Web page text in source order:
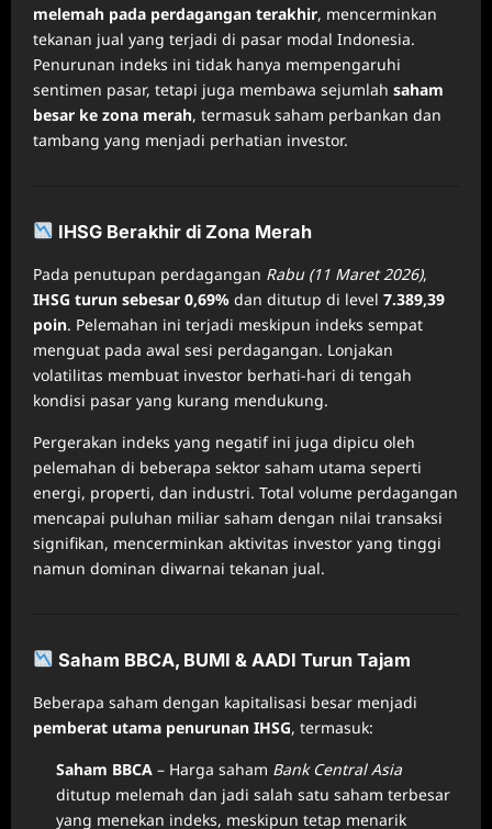
melemah pada perdagangan terakhir, mencerminkan
tekanan jual yang terjadi di pasar modal Indonesia.
Penurunan indeks ini tidak hanya mempengaruhi
sentimen pasar, tetapi juga membawa sejumlah saham
besar ke zona merah, termasuk saham perbankan dan
tambang yang menjadi perhatian investor.
IHSG Berakhir di Zona Merah
Pada penutupan perdagangan Rabu (11 Maret 2026),
IHSG turun sebesar 0,69% dan ditutup di level 7.389,39
poin. Pelemahan ini terjadi meskipun indeks sempat
menguat pada awal sesi perdagangan. Lonjakan
volatilitas membuat investor berhati‑hari di tengah
kondisi pasar yang kurang mendukung.
Pergerakan indeks yang negatif ini juga dipicu oleh
pelemahan di beberapa sektor saham utama seperti
energi, properti, dan industri. Total volume perdagangan
mencapai puluhan miliar saham dengan nilai transaksi
signifikan, mencerminkan aktivitas investor yang tinggi
namun dominan diwarnai tekanan jual.
Saham BBCA, BUMI & AADI Turun Tajam
Beberapa saham dengan kapitalisasi besar menjadi
pemberat utama penurunan IHSG, termasuk:
Saham BBCA – Harga saham Bank Central Asia
ditutup melemah dan jadi salah satu saham terbesar
yang menekan indeks, meskipun tetap menarik